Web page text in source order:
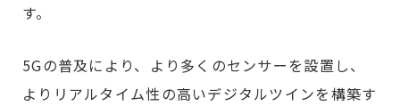
す。
5Gの普及により、より多くのセンサーを設置し、
よりリアルタイム性の高いデジタルツインを構築す